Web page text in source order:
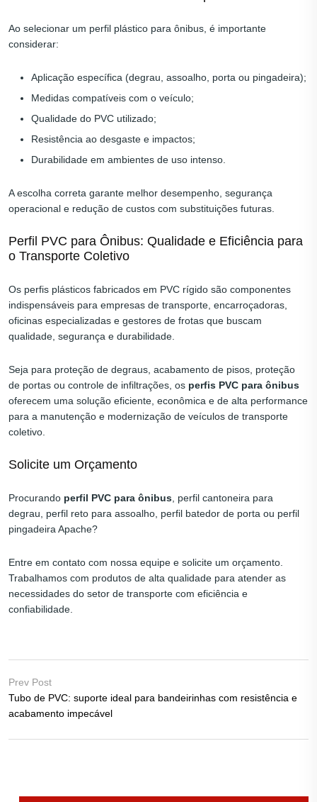
Ao selecionar um perfil plástico para ônibus, é importante
considerar:
Aplicação específica (degrau, assoalho, porta ou pingadeira);
Medidas compatíveis com o veículo;
Qualidade do PVC utilizado;
Resistência ao desgaste e impactos;
Durabilidade em ambientes de uso intenso.
A escolha correta garante melhor desempenho, segurança
operacional e redução de custos com substituições futuras.
Perfil PVC para Ônibus: Qualidade e Eficiência para
o Transporte Coletivo
Os perfis plásticos fabricados em PVC rígido são componentes
indispensáveis para empresas de transporte, encarroçadoras,
oficinas especializadas e gestores de frotas que buscam
qualidade, segurança e durabilidade.
Seja para proteção de degraus, acabamento de pisos, proteção
de portas ou controle de infiltrações, os perfis PVC para ônibus
oferecem uma solução eficiente, econômica e de alta performance
para a manutenção e modernização de veículos de transporte
coletivo.
Solicite um Orçamento
Procurando perfil PVC para ônibus , perfil cantoneira para
degrau, perfil reto para assoalho, perfil batedor de porta ou perfil
pingadeira Apache?
Entre em contato com nossa equipe e solicite um orçamento.
Trabalhamos com produtos de alta qualidade para atender as
necessidades do setor de transporte com eficiência e
confiabilidade.
Prev Post
Tubo de PVC: suporte ideal para bandeirinhas com resistência e
acabamento impecável